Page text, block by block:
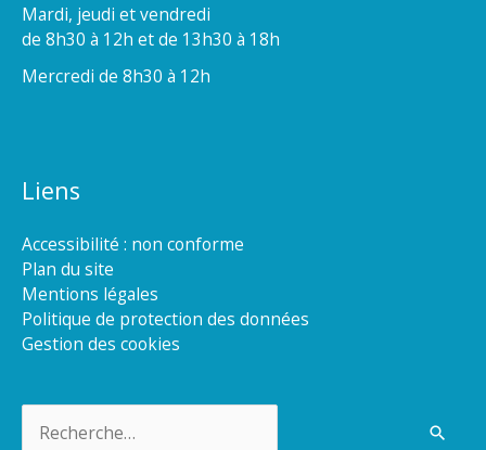
Mardi, jeudi et vendredi
de 8h30 à 12h et de 13h30 à 18h
Mercredi de 8h30 à 12h
Liens
Accessibilité : non conforme
Plan du site
Mentions légales
Politique de protection des données
Gestion des cookies